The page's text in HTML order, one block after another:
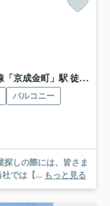
京成金町」駅 徒歩9分
バルコニー
では【... もっと見る